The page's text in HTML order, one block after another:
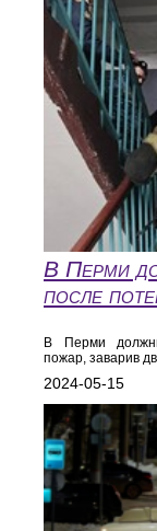
В Перми
после
В Перми
пожар, заварив
2024-05-15